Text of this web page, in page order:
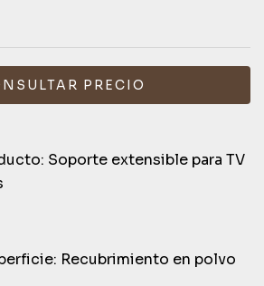
Soporte extensible para TV
Recubrimiento en polvo